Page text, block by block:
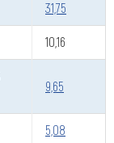
31,75
10,16
9,65
5,08